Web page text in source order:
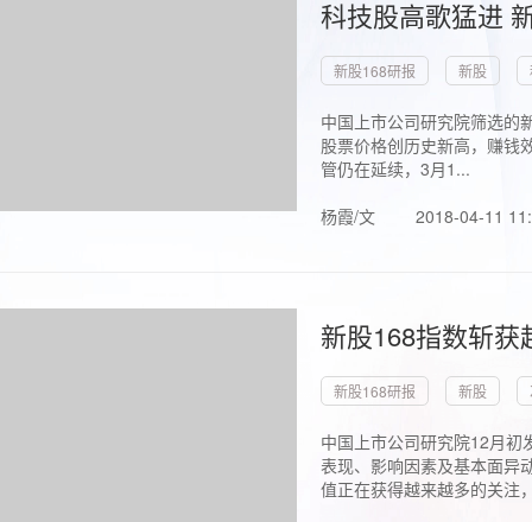
科技股高歌猛进
新股168研报 新股
中国上市公司研究院筛选的
股票价格创历史新高，赚钱
管仍在延续，3月1...
杨霞/文
2018-04-11
新股168指数斩
新股168研报 新股
中国上市公司研究院12月初
表现、影响因素及基本面异
值正在获得越来越多的关注